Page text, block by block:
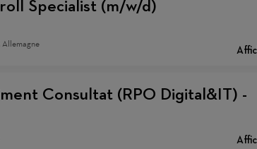
Specialist (m/w/d)
Allemagne
Consultat (RPO Digital&IT) -